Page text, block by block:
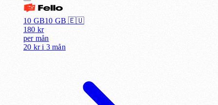
10 GB10 GB 🇪🇺
180 kr
per mån
20 kr i 3 mån